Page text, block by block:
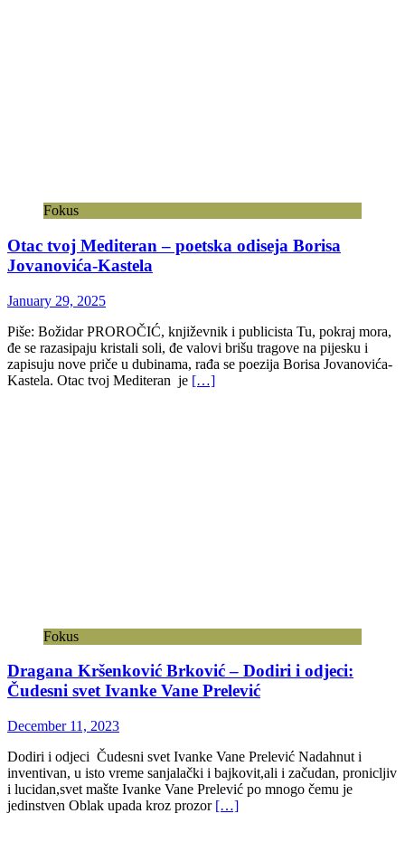
Fokus
Otac tvoj Mediteran – poetska odiseja Borisa
Jovanovića-Kastela
January 29, 2025
Piše: Božidar PROROČIĆ, književnik i publicista Tu, pokraj mora,
đe se razasipaju kristali soli, đe valovi brišu tragove na pijesku i
zapisuju nove priče u dubinama, rađa se poezija Borisa Jovanovića-
Kastela. Otac tvoj Mediteran je […]
Fokus
Dragana Kršenković Brković – Dodiri i odjeci:
Čudesni svet Ivanke Vane Prelević
December 11, 2023
Dodiri i odjeci Čudesni svet Ivanke Vane Prelević Nadahnut i
inventivan, u isto vreme sanjalački i bajkovit,ali i začudan, pronicljiv
i lucidan,svet mašte Ivanke Vane Prelević po mnogo čemu je
jedinstven Oblak upada kroz prozor […]